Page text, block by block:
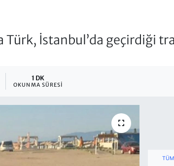
İstanbul’da geçirdiği
1 DK
OKUNMA SÜRESI